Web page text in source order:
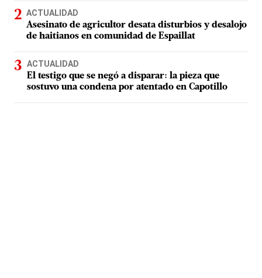
ACTUALIDAD
Asesinato de agricultor desata disturbios y desalojo
de haitianos en comunidad de Espaillat
ACTUALIDAD
El testigo que se negó a disparar: la pieza que
sostuvo una condena por atentado en Capotillo